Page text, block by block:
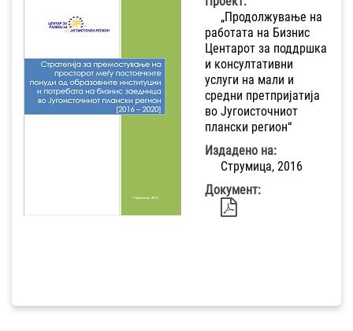
„Продолжување на
работата на Бизнис
Центарот за поддршка
и консултативни
услуги на мали и
средни претпријатија
во Југоисточниот
плански регион“
Издадено на:
Струмица, 2016
Документ: